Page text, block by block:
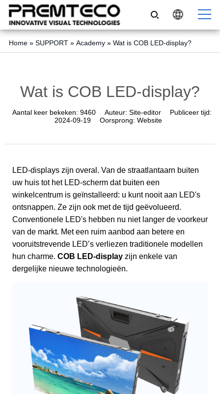
Home » SUPPORT » Academy » Wat is COB LED-display?
Wat is COB LED-display?
Aantal keer bekeken: 9460 Auteur: Site-editor
Publiceer tijd:
2024-09-19
Oorsprong: Website
LED-displays zijn overal. Van de straatlantaarn buiten
uw huis tot het LED-scherm dat buiten een
winkelcentrum is geïnstalleerd: u kunt nooit aan LED's
ontsnappen. Ze zijn ook met de tijd geëvolueerd.
Conventionele LED's hebben nu niet langer de voorkeur
van de markt. Met een ruim aanbod aan betere en
vooruitstrevende LED’s verliezen traditionele modellen
hun charme. COB LED-display zijn enkele van
dergelijke nieuwe technologieën.